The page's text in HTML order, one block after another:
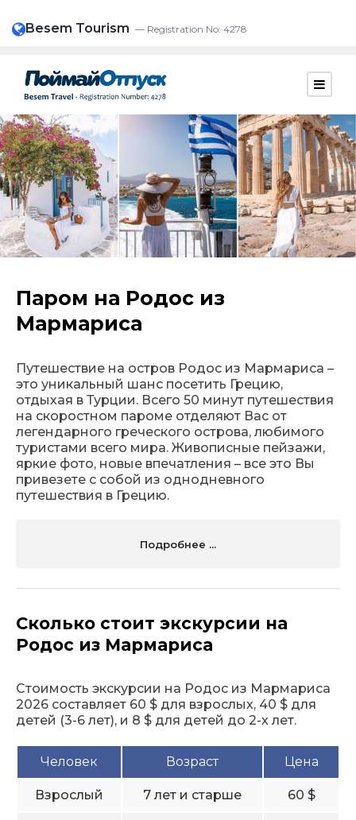
Besem Tourism — Registration No: 4278
Паром на Родос из
Мармариса
Путешествие на остров Родос из Мармариса –
это уникальный шанс посетить Грецию,
отдыхая в Турции. Всего 50 минут путешествия
на скоростном пароме отделяют Вас от
легендарного греческого острова, любимого
туристами всего мира. Живописные пейзажи,
яркие фото, новые впечатления – все это Вы
привезете с собой из однодневного
путешествия в Грецию.
Подробнее ...
Сколько стоит экскурсии на
Родос из Мармариса
Стоимость экскурсии на Родос из Мармариса
2026 составляет 60 $ для взрослых, 40 $ для
детей (3-6 лет), и 8 $ для детей до 2-х лет.
Человек Возраст Цена
Взрослый 7 лет и старше 60 $